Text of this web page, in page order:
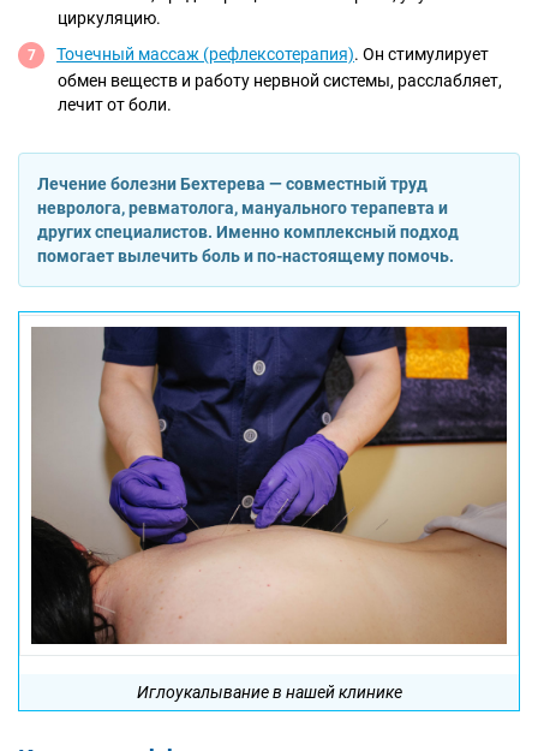
циркуляцию.
Точечный массаж (рефлексотерапия). Он стимулирует
обмен веществ и работу нервной системы, расслабляет,
лечит от боли.
Лечение болезни Бехтерева — совместный труд
невролога, ревматолога, мануального терапевта и
других специалистов. Именно комплексный подход
помогает вылечить боль и по-настоящему помочь.
Иглоукалывание в нашей клинике